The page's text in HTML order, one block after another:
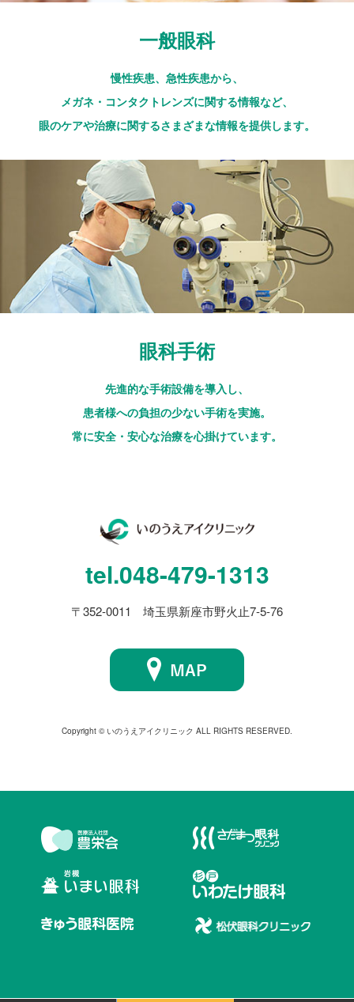
一般眼科
慢性疾患、急性疾患から、
メガネ・コンタクトレンズに関する情報など、
眼のケアや治療に関するさまざまな情報を提供します。
眼科手術
先進的な手術設備を導入し、
患者様への負担の少ない手術を実施。
常に安全・安心な治療を心掛けています。
tel.048-479-1313
〒352-0011 埼玉県新座市野火止7-5-76
Copyright © いのうえアイクリニック ALL RIGHTS RESERVED.